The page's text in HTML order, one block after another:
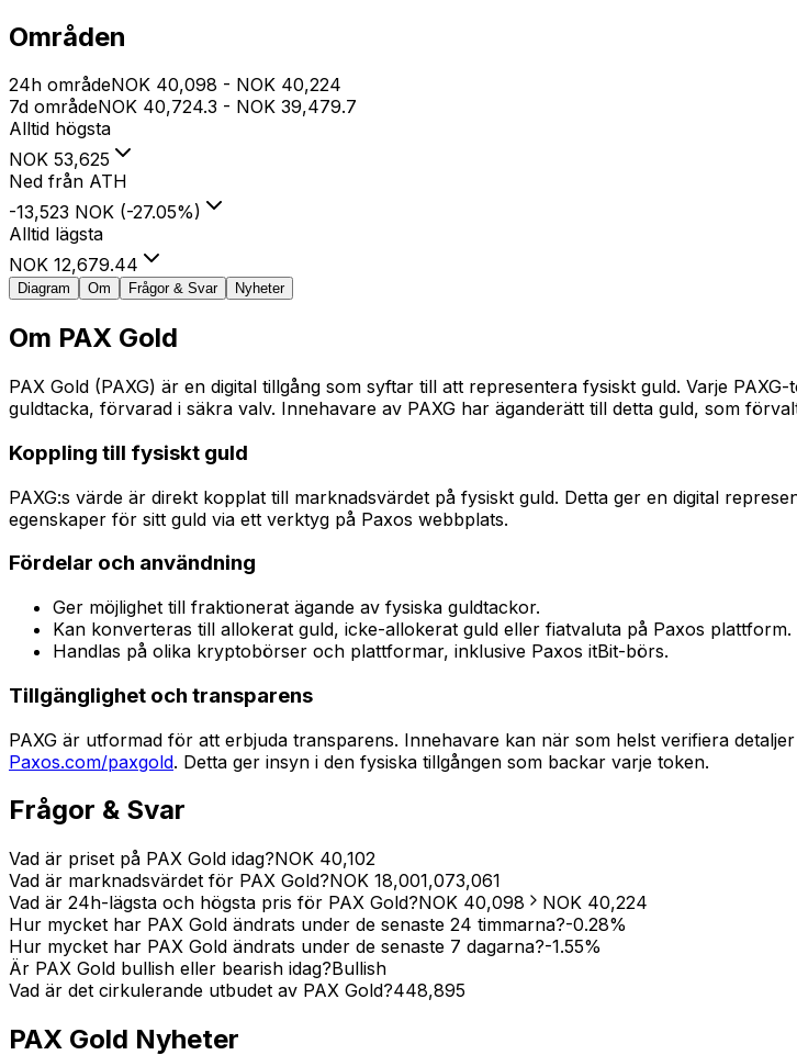
Områden
24h områdeNOK 40,098 - NOK 40,224
7d områdeNOK 40,724.3 - NOK 39,479.7
Alltid högsta
NOK 53,625
Ned från ATH
-13,523 NOK (-27.05%)
Alltid lägsta
NOK 12,679.44
Diagram Om Frågor & Svar Nyheter
Om PAX Gold
PAX Gold (PAXG) är en digital tillgång som syftar till att representera fysiskt guld. Varje
guldtacka, förvarad i säkra valv. Innehavare av PAXG har äganderätt till detta guld, som
Koppling till fysiskt guld
PAXG:s värde är direkt kopplat till marknadsvärdet på fysiskt guld. Detta ger en digital
egenskaper för sitt guld via ett verktyg på Paxos webbplats.
Fördelar och användning
Ger möjlighet till fraktionerat ägande av fysiska guldtackor.
Kan konverteras till allokerat guld, icke-allokerat guld eller fiatvaluta på Paxos plattform.
Handlas på olika kryptobörser och plattformar, inklusive Paxos itBit-börs.
Tillgänglighet och transparens
PAXG är utformad för att erbjuda transparens. Innehavare kan när som helst verifiera
Paxos.com/paxgold. Detta ger insyn i den fysiska tillgången som backar varje token.
Frågor & Svar
Vad är priset på PAX Gold idag?NOK 40,102
Vad är marknadsvärdet för PAX Gold?NOK 18,001,073,061
Vad är 24h-lägsta och högsta pris för PAX Gold?NOK 40,098 NOK 40,224
Hur mycket har PAX Gold ändrats under de senaste 24 timmarna?-0.28%
Hur mycket har PAX Gold ändrats under de senaste 7 dagarna?-1.55%
Är PAX Gold bullish eller bearish idag?Bullish
Vad är det cirkulerande utbudet av PAX Gold?448,895
PAX Gold Nyheter